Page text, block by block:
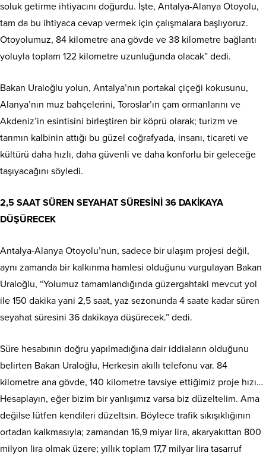
soluk getirme ihtiyacını doğurdu. İşte, Antalya-Alanya Otoyolu,
tam da bu ihtiyaca cevap vermek için çalışmalara başlıyoruz.
Otoyolumuz, 84 kilometre ana gövde ve 38 kilometre bağlantı
yoluyla toplam 122 kilometre uzunluğunda olacak” dedi.
Bakan Uraloğlu yolun, Antalya’nın portakal çiçeği kokusunu,
Alanya’nın muz bahçelerini, Toroslar’ın çam ormanlarını ve
Akdeniz’in esintisini birleştiren bir köprü olarak; turizm ve
tarımın kalbinin attığı bu güzel coğrafyada, insanı, ticareti ve
kültürü daha hızlı, daha güvenli ve daha konforlu bir geleceğe
taşıyacağını söyledi.
2,5 SAAT SÜREN SEYAHAT SÜRESİNİ 36 DAKİKAYA
DÜŞÜRECEK
Antalya-Alanya Otoyolu’nun, sadece bir ulaşım projesi değil,
aynı zamanda bir kalkınma hamlesi olduğunu vurgulayan Bakan
Uraloğlu, “Yolumuz tamamlandığında güzergahtaki mevcut yol
ile 150 dakika yani 2,5 saat, yaz sezonunda 4 saate kadar süren
seyahat süresini 36 dakikaya düşürecek.” dedi.
Süre hesabının doğru yapılmadığına dair iddiaların olduğunu
belirten Bakan Uraloğlu, Herkesin akıllı telefonu var. 84
kilometre ana gövde, 140 kilometre tavsiye ettiğimiz proje hızı…
Hesaplayın, eğer bizim bir yanlışımız varsa biz düzeltelim. Ama
değilse lütfen kendileri düzeltsin. Böylece trafik sıkışıklığının
ortadan kalkmasıyla; zamandan 16,9 miyar lira, akaryakıttan 800
milyon lira olmak üzere; yıllık toplam 17,7 milyar lira tasarruf